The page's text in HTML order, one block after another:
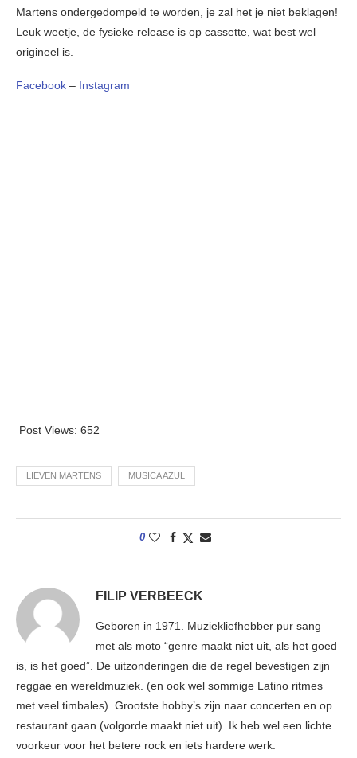
Martens ondergedompeld te worden, je zal het je niet beklagen!
Leuk weetje, de fysieke release is op cassette, wat best wel
origineel is.
Facebook – Instagram
Post Views: 652
LIEVEN MARTENS MUSICA AZUL
0
FILIP VERBEECK
Geboren in 1971. Muziekliefhebber pur sang
met als moto “genre maakt niet uit, als het goed
is, is het goed”. De uitzonderingen die de regel bevestigen zijn
reggae en wereldmuziek. (en ook wel sommige Latino ritmes
met veel timbales). Grootste hobby’s zijn naar concerten en op
restaurant gaan (volgorde maakt niet uit). Ik heb wel een lichte
voorkeur voor het betere rock en iets hardere werk.